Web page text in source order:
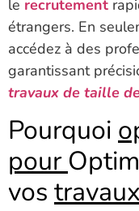
le recrutement
étrangers. En
accédez à des
garantissant
travaux de taille
Pourquoi
pour
vos travaux